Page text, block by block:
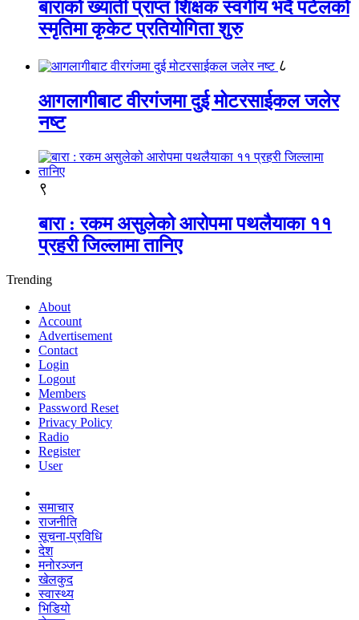
बाराको ख्याती प्राप्त शिक्षक स्वर्गीय भदै पटेलको
स्मृतिमा कृकेट प्रतियोगिता शुरु
८
आगलागीबाट वीरगंजमा दुई मोटरसाईकल जलेर
नष्ट
९
बारा : रकम असुलेको आरोपमा पथलैयाका ११
प्रहरी जिल्लामा तानिए
Trending
About
Account
Advertisement
Contact
Login
Logout
Members
Password Reset
Privacy Policy
Radio
Register
User
समाचार
राजनीति
सूचना-प्रविधि
देश
मनोरञ्जन
खेलकुद
स्वास्थ्य
भिडियो